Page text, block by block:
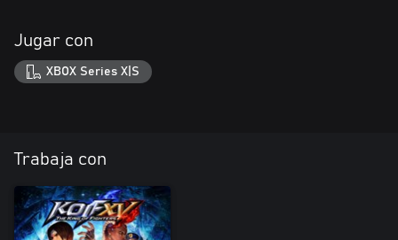
Jugar con
XBOX Series X|S
Trabaja con